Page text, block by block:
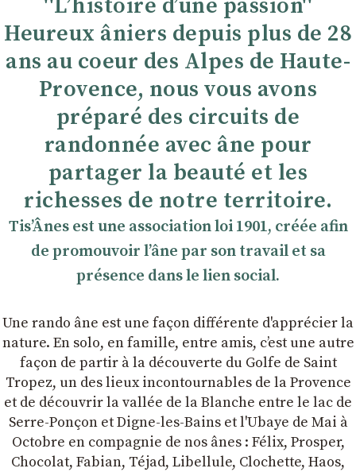
''Lʼhistoire dʼune passion''
Heureux âniers depuis plus de 28
ans au coeur des Alpes de Haute-
Provence, nous vous avons
préparé des circuits de
randonnée avec âne pour
partager la beauté et les
richesses de notre territoire.
TisʼÂnes est une association loi 1901, créée afin
de promouvoir lʼâne par son travail et sa
présence dans le lien social.
Une rando âne est une façon différente d'apprécier la
nature. En solo, en famille, entre amis, cʼest une autre
façon de partir à la découverte du Golfe de Saint
Tropez, un des lieux incontournables de la Provence
et de découvrir la vallée de la Blanche entre le lac de
Serre-Ponçon et Digne-les-Bains et l'Ubaye de Mai à
Octobre en compagnie de nos ânes : Félix, Prosper,
Chocolat, Fabian, Téjad, Libellule, Clochette, Haos,